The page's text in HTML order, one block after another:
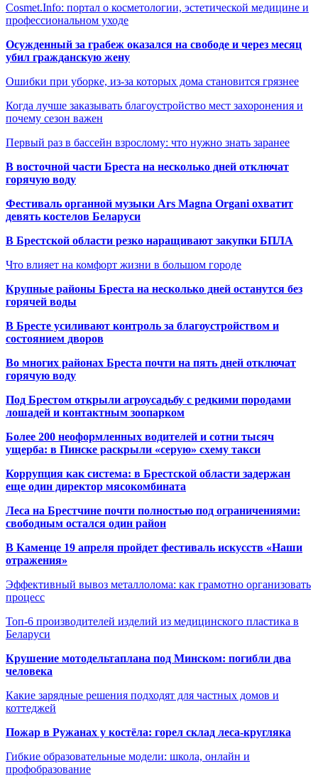
Cosmet.Info: портал о косметологии, эстетической медицине и
профессиональном уходе
Осужденный за грабеж оказался на свободе и через месяц
убил гражданскую жену
Ошибки при уборке, из-за которых дома становится грязнее
Когда лучше заказывать благоустройство мест захоронения и
почему сезон важен
Первый раз в бассейн взрослому: что нужно знать заранее
В восточной части Бреста на несколько дней отключат
горячую воду
Фестиваль органной музыки Ars Magna Organi охватит
девять костелов Беларуси
В Брестской области резко наращивают закупки БПЛА
Что влияет на комфорт жизни в большом городе
Крупные районы Бреста на несколько дней останутся без
горячей воды
В Бресте усиливают контроль за благоустройством и
состоянием дворов
Во многих районах Бреста почти на пять дней отключат
горячую воду
Под Брестом открыли агроусадьбу с редкими породами
лошадей и контактным зоопарком
Более 200 неоформленных водителей и сотни тысяч
ущерба: в Пинске раскрыли «серую» схему такси
Коррупция как система: в Брестской области задержан
еще один директор мясокомбината
Леса на Брестчине почти полностью под ограничениями:
свободным остался один район
В Каменце 19 апреля пройдет фестиваль искусств «Наши
отражения»
Эффективный вывоз металлолома: как грамотно организовать
процесс
Топ-6 производителей изделий из медицинского пластика в
Беларуси
Крушение мотодельтаплана под Минском: погибли два
человека
Какие зарядные решения подходят для частных домов и
коттеджей
Пожар в Ружанах у костёла: горел склад леса-кругляка
Гибкие образовательные модели: школа, онлайн и
профобразование